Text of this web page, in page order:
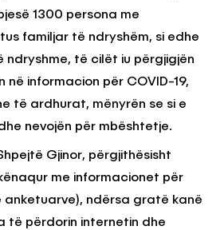
1300 persona me
familjar të ndryshëm, si edhe
ndryshme, të cilët iu përgjigjën
në informacion për COVID-19,
të ardhurat, mënyrën se si e
nevojën për mbështetje.
Gjinor, përgjithësisht
me informacionet për
anketuarve), ndërsa gratë kanë
të përdorin internetin dhe